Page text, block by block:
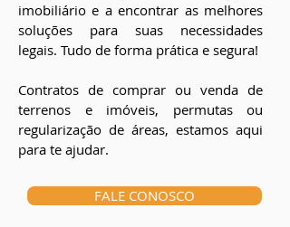
imobiliário e a encontrar as melhores
soluções para suas necessidades
legais. Tudo de forma prática e segura!
Contratos de comprar ou venda de
terrenos e imóveis, permutas ou
regularização de áreas, estamos aqui
para te ajudar.
FALE CONOSCO